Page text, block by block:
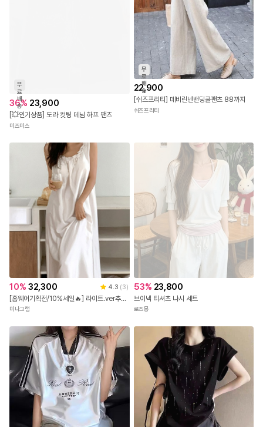
무
료
배
송
36% 23,900
[💥인기상품] 도라 컷팅 데님 하프 팬츠
미즈미스
무
료
배
송
22,900
[쉬즈프리티] 데비린넨밴딩쿨팬츠 88까지
쉬즈프리티
10% 32,300 4.3 (3)
[홈웨어기획전/10%세일🔥] 라이트.ver추가! 브라캡내장 율리아 실크 파자마 잠옷원피
미나그램
53% 23,800
브이넥 티셔츠 나시 세트
로즈몽